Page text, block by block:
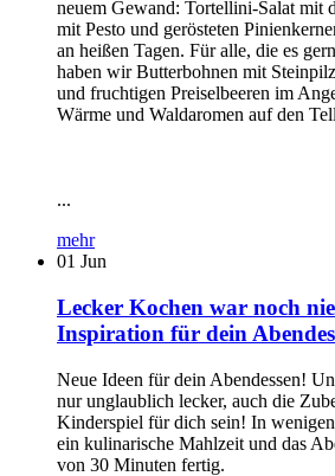
neuem Gewand: Tortellini-Salat mit
mit Pesto und gerösteten
an heißen Tagen. Für alle, die es
haben wir Butterbohnen mit
und fruchtigen Preiselbeeren im
Wärme und Waldaromen auf den
...
mehr
01 Jun
Lecker Kochen war noch
Inspiration für dein
Neue Ideen für dein Abendessen!
nur unglaublich lecker, auch die
Kinderspiel für dich sein! In
ein kulinarische Mahlzeit und das
von 30 Minuten fertig.